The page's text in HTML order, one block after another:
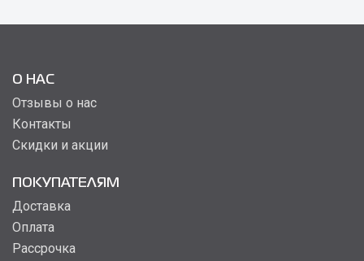
О НАС
Отзывы о нас
Контакты
Скидки и акции
ПОКУПАТЕЛЯМ
Доставка
Оплата
Рассрочка